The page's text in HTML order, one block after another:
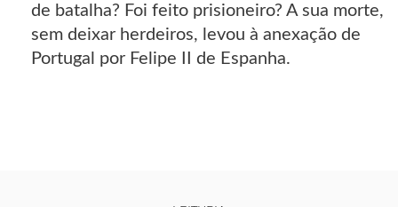
de batalha? Foi feito prisioneiro? A sua morte,
sem deixar herdeiros, levou à anexação de
Portugal por Felipe II de Espanha.